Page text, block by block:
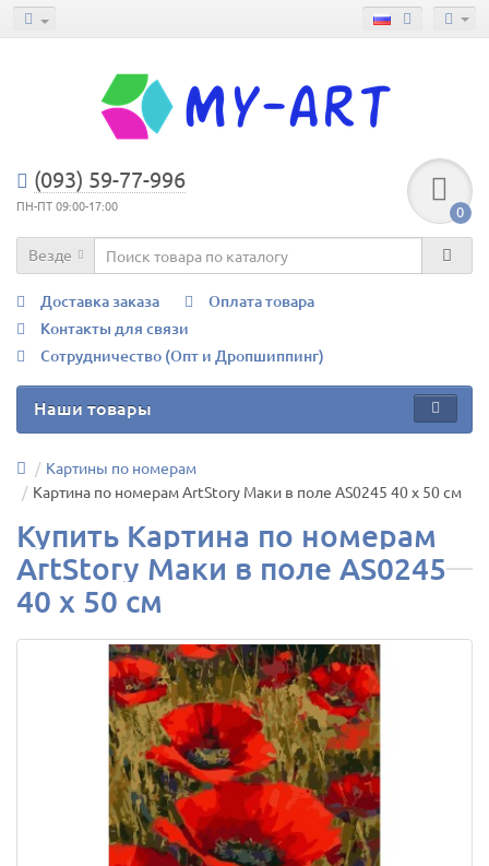
(093) 59-77-996
ПН-ПТ 09:00-17:00 0
Везде
Доставка заказа
Оплата товара
Контакты для связи
Сотрудничество (Опт и Дропшиппинг)
Наши товары
Картины по номерам
Картина по номерам ArtStory Маки в поле AS0245 40 х 50 см
Купить Картина по номерам
ArtStory Маки в поле AS0245
40 х 50 см